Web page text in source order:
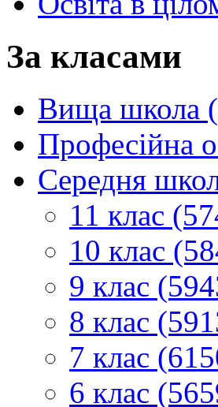
За класами
Вища школа
Професійна
Середня
11 клас
10 клас
9 клас
8 клас
7 клас
6 клас